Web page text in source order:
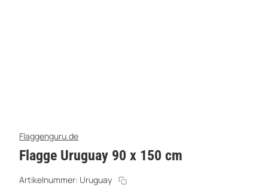
Flaggenguru.de
Flagge Uruguay 90 x 150 cm
Artikelnummer: Uruguay